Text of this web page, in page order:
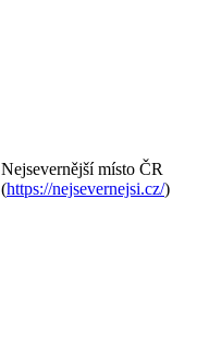
Nejsevernější místo ČR
(https://nejsevernejsi.cz/)